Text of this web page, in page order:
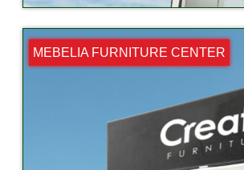
MEBELIA FURNITURE CENTER